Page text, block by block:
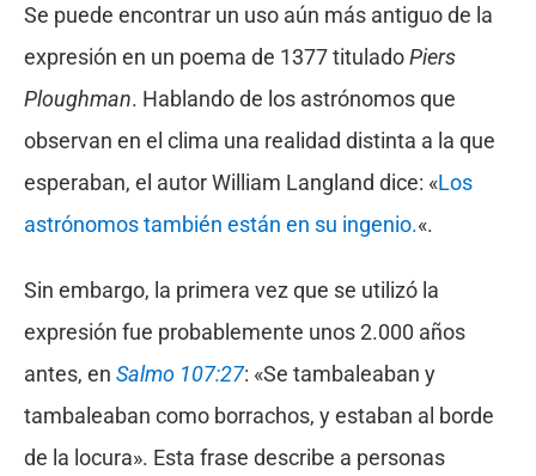
Se puede encontrar un uso aún más antiguo de la
expresión en un poema de 1377 tituladoPiers
Ploughman. Hablando de los astrónomos que
observan en el clima una realidad distinta a la que
esperaban, el autor William Langland dice: «Los
astrónomos también están en su ingenio.«.
Sin embargo, la primera vez que se utilizó la
expresión fue probablemente unos 2.000 años
antes, en Salmo 107:27: «Se tambaleaban y
tambaleaban como borrachos, y estaban al borde
de la locura». Esta frase describe a personas